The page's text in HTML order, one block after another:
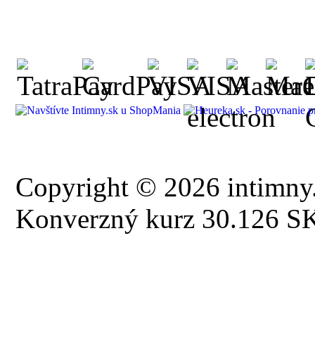
Copyright © 2026
Konverzný kurz 30.126